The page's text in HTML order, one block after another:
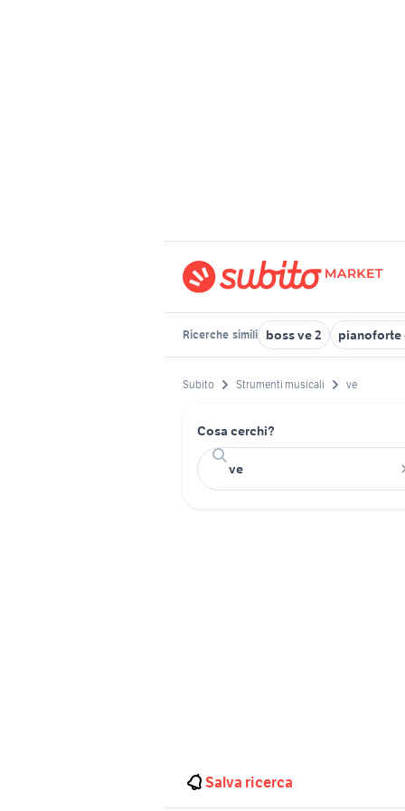
Ricerche simili boss ve 2 pianoforte
Subito Strumenti musicali ve
Cosa cerchi?
Salva ricerca